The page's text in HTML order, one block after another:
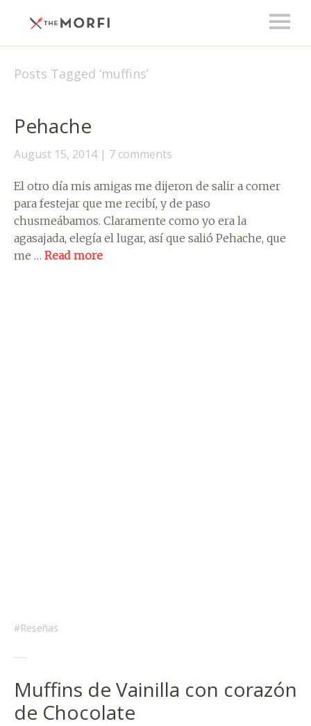
Posts Tagged ‘muffins’
Pehache
August 15, 2014 7 comments
El otro día mis amigas me dijeron de salir a comer
para festejar que me recibí, y de paso
chusmeábamos. Claramente como yo era la
agasajada, elegía el lugar, así que salió Pehache, que
me … Read more
Reseñas
Muffins de Vainilla con corazón
de Chocolate